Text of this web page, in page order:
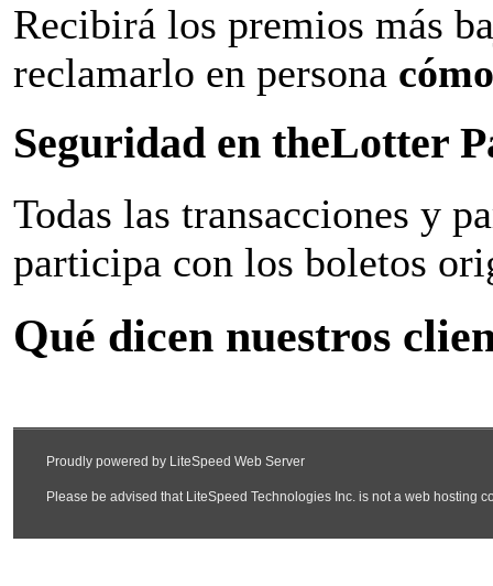
Recibirá los premios más
reclamarlo en persona
Seguridad en theLotter
Todas las transacciones y
participa con los boletos
Qué dicen nuestros